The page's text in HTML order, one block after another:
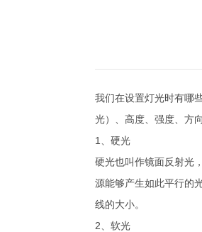
我们在设置灯光时有哪
光）、高度、强度、方
1、硬光
硬光也叫作镜面反射光
源能够产生如此平行的
线的大小。
2、软光